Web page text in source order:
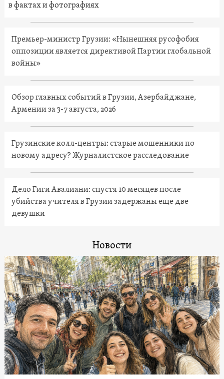
в фактах и фотографиях
Премьер-министр Грузии: «Нынешняя русофобия
оппозиции является директивой Партии глобальной
войны»
Обзор главных событий в Грузии, Азербайджане,
Армении за 3-7 августа, 2026
Грузинские колл-центры: старые мошенники по
новому адресу? Журналистское расследование
Дело Гиги Авалиани: спустя 10 месяцев после
убийства учителя в Грузии задержаны еще две
девушки
Новости